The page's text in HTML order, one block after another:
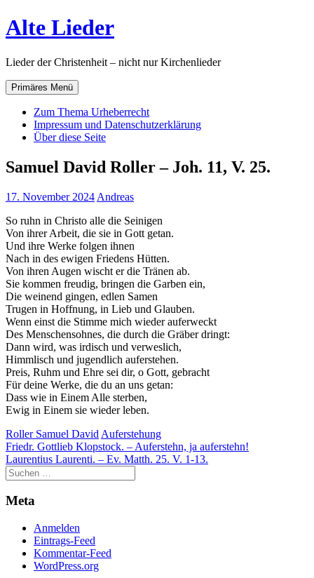
Zum
Inhalt
Alte Lieder
Lieder der Christenheit – nicht nur Kirchenlieder
Primäres Menü
Zum Thema Urheberrecht
Impressum und Datenschutzerklärung
Über diese Seite
Samuel David Roller – Joh. 11, V. 25.
17. November 2024 Andreas
So ruhn in Christo alle die Seinigen
Von ihrer Arbeit, die sie in Gott getan.
Und ihre Werke folgen ihnen
Nach in des ewigen Friedens Hütten.
Von ihren Augen wischt er die Tränen ab.
Sie kommen freudig, bringen die Garben ein,
Die weinend gingen, edlen Samen
Trugen in Hoffnung, in Lieb und Glauben.
Wenn einst die Stimme mich wieder auferweckt
Des Menschensohnes, die durch die Gräber dringt:
Dann wird, was irdisch und verweslich,
Himmlisch und jugendlich auferstehen.
Preis, Ruhm und Ehre sei dir, o Gott, gebracht
Für deine Werke, die du an uns getan:
Dass wie in Einem Alle sterben,
Ewig in Einem sie wieder leben.
Roller Samuel David Auferstehung
Beitragsnavigation
Friedr. Gottlieb Klopstock. – Auferstehn, ja auferstehn!
Laurentius Laurenti. – Ev. Matth. 25. V. 1-13.
Meta
Anmelden
Eintrags-Feed
Kommentar-Feed
WordPress.org